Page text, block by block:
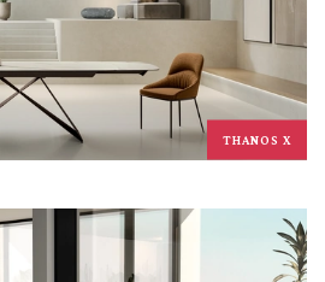
THANOS X